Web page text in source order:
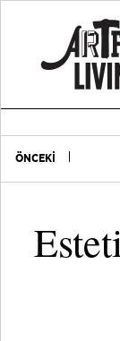
ÖNCEKİ